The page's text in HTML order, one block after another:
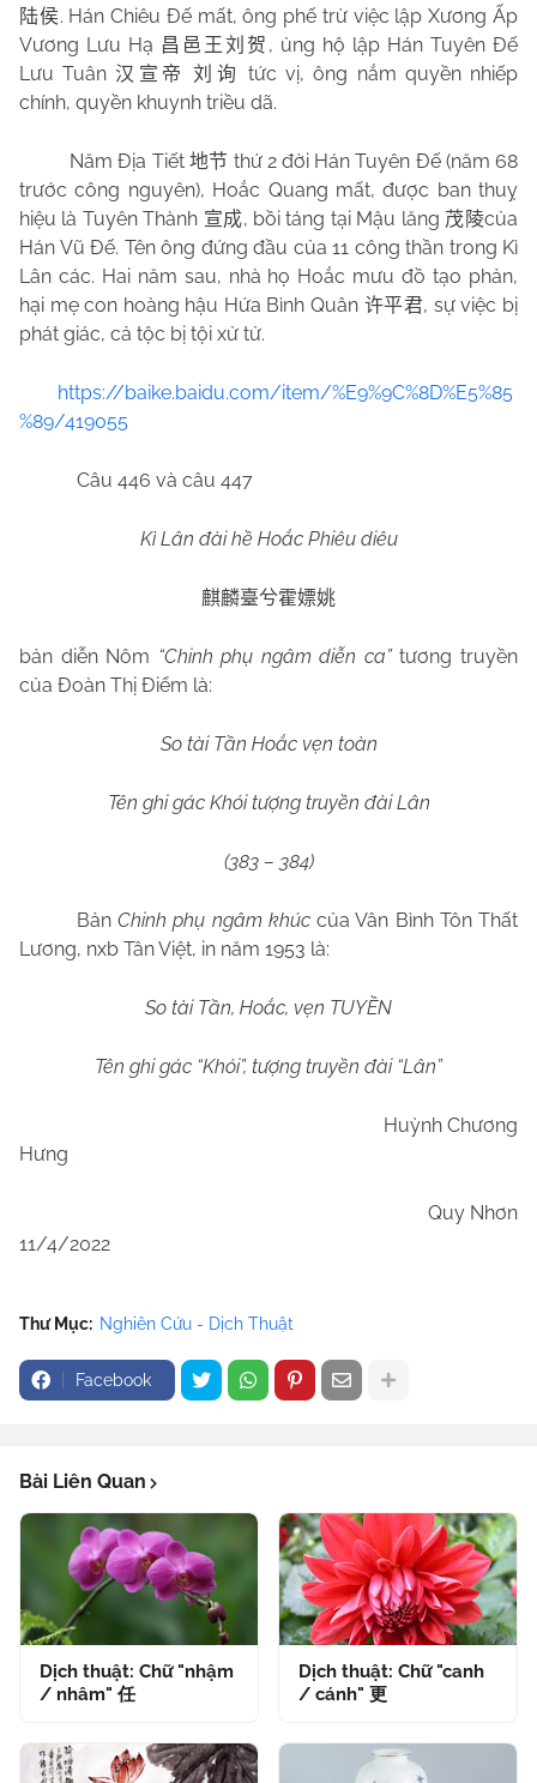
陆侯. Hán Chiêu Đế mất, ông phế trừ việc lập Xương Ấp
Vương Lưu Hạ 昌邑王刘贺 , ủng hộ lập Hán Tuyên Đế
Lưu Tuân 汉宣帝 刘询
tức vị, ông nắm quyền nhiếp
chính, quyền khuynh triều dã.
Năm Địa Tiết 地节 thứ 2 đời Hán Tuyên Đế (năm 68
trước công nguyên), Hoắc Quang mất, được ban thuỵ
hiệu là Tuyên Thành 宣成, bồi táng tại Mậu lăng 茂陵của
Hán Vũ Đế. Tên ông đứng đầu của 11 công thần trong Kì
Lân các. Hai năm sau, nhà họ Hoắc mưu đồ tạo phản,
hại mẹ con hoàng hậu Hứa Bình Quân 许平君, sự việc bị
phát giác, cả tộc bị tội xử tử.
https://baike.baidu.com/item/%E9%9C%8D%E5%85
%89/419055
Câu 446 và câu 447
Kì Lân đài hề Hoắc Phiêu diêu
麒麟臺兮霍嫖姚
bản diễn Nôm “Chinh phụ ngâm diễn ca”tương truyền
của Đoàn Thị Điểm là:
So tài Tần Hoắc vẹn toàn
Tên ghi gác Khói tượng truyền đài Lân
(383 – 384)
BảnChinh phụ ngâm khúccủa Vân Bình Tôn Thất
Lương, nxb Tân Việt, in năm 1953 là:
So tài Tần, Hoắc, vẹn TUYỀN
Tên ghi gác “Khói”, tượng truyền đài “Lân”
Huỳnh Chương
Hưng
Quy Nhơn
11/4/2022
Thư Mục: Nghiên Cứu - Dịch Thuật
Facebook
Bài Liên Quan
Dịch thuật: Chữ "nhậm
/ nhâm" 任
Dịch thuật: Chữ "canh
/ cánh" 更